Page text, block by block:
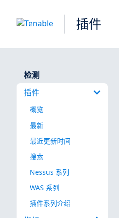
插件
检测
插件
概览
最新
最近更新时间
搜索
Nessus 系列
WAS 系列
插件系列介绍